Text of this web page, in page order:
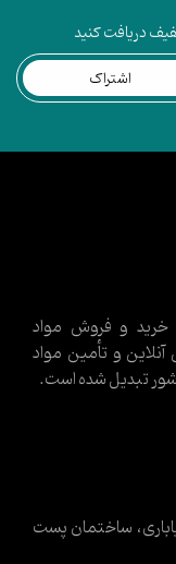
اشتراک
“بازرگانی شیمیایی هیرکان از سال ۱۳۹۵ خرید و فروش مواد
و تأمین مواد
تبدیل شده است.
ساختمان پست